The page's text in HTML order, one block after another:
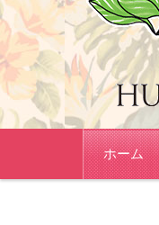
コンテンツ
ホーム